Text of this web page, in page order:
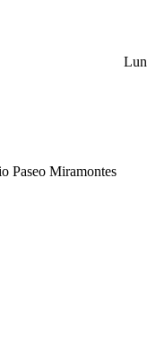
Paseo Miramontes